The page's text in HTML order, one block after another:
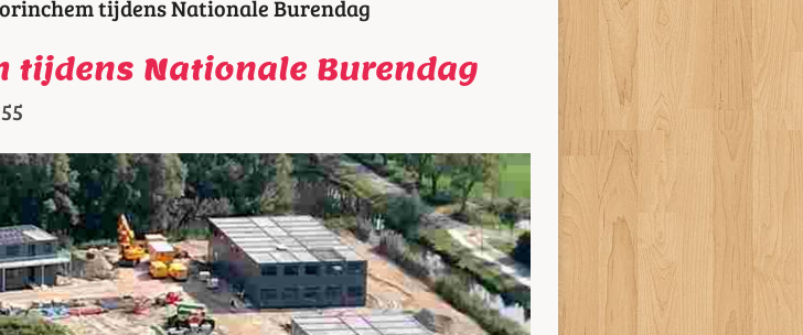
tijdens Nationale Burendag
tijdens Nationale Burendag